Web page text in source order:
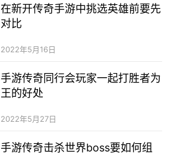
在新开传奇手游中挑选英雄前要先
对比
2022年5月16日
手游传奇同行会玩家一起打胜者为
王的好处
2022年5月27日
手游传奇击杀世界boss要如何组